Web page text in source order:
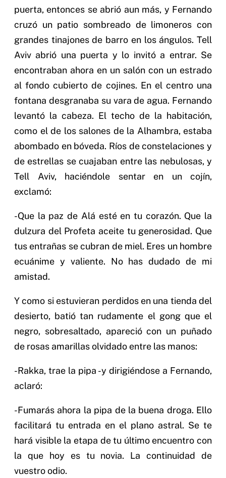
puerta, entonces se abrió aun más, y Fernando
cruzó un patio sombreado de limoneros con
grandes tinajones de barro en los ángulos. Tell
Aviv abrió una puerta y lo invitó a entrar. Se
encontraban ahora en un salón con un estrado
al fondo cubierto de cojines. En el centro una
fontana desgranaba su vara de agua. Fernando
levantó la cabeza. El techo de la habitación,
como el de los salones de la Alhambra, estaba
abombado en bóveda. Ríos de constelaciones y
de estrellas se cuajaban entre las nebulosas, y
Tell Aviv, haciéndole sentar en un cojín,
exclamó:
-Que la paz de Alá esté en tu corazón. Que la
dulzura del Profeta aceite tu generosidad. Que
tus entrañas se cubran de miel. Eres un hombre
ecuánime y valiente. No has dudado de mi
amistad.
Y como si estuvieran perdidos en una tienda del
desierto, batió tan rudamente el gong que el
negro, sobresaltado, apareció con un puñado
de rosas amarillas olvidado entre las manos:
-Rakka, trae la pipa -y dirigiéndose a Fernando,
aclaró:
-Fumarás ahora la pipa de la buena droga. Ello
facilitará tu entrada en el plano astral. Se te
hará visible la etapa de tu último encuentro con
la que hoy es tu novia. La continuidad de
vuestro odio.